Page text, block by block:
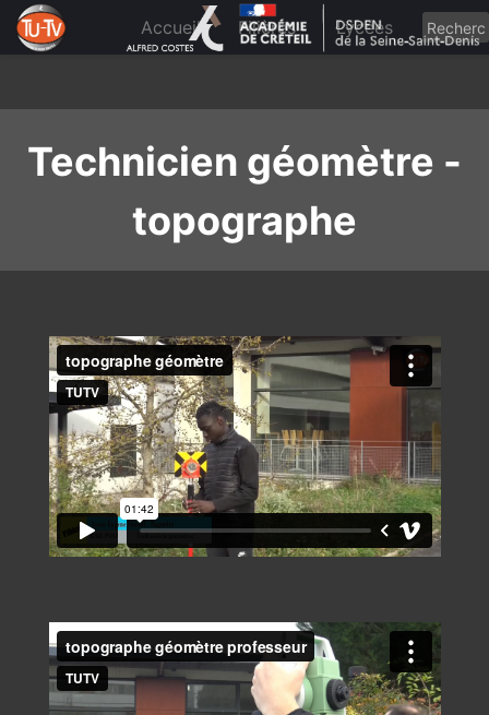
content
Accueil Filières Lycées
Technicien géomètre -
topographe